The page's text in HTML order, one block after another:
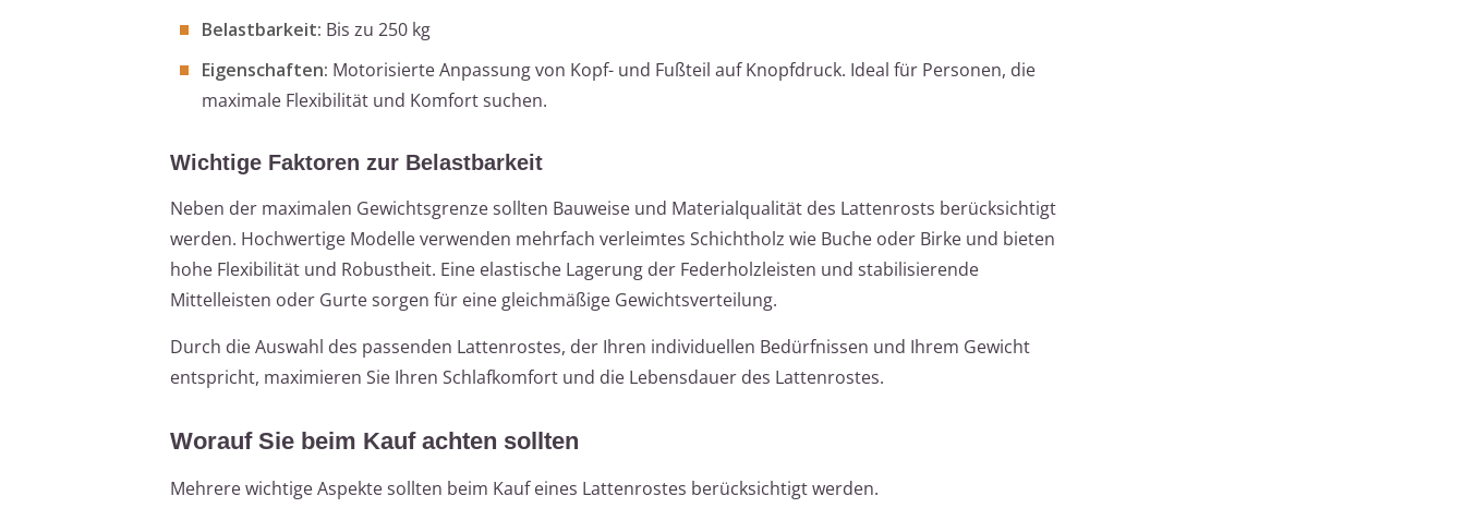
Belastbarkeit: Bis zu 250 kg
Eigenschaften: Motorisierte Anpassung von Kopf- und Fußteil auf Knopfdruck. Ideal für Personen, die
maximale Flexibilität und Komfort suchen.
Wichtige Faktoren zur Belastbarkeit
Neben der maximalen Gewichtsgrenze sollten Bauweise und Materialqualität des Lattenrosts berücksichtigt
werden. Hochwertige Modelle verwenden mehrfach verleimtes Schichtholz wie Buche oder Birke und bieten
hohe Flexibilität und Robustheit. Eine elastische Lagerung der Federholzleisten und stabilisierende
Mittelleisten oder Gurte sorgen für eine gleichmäßige Gewichtsverteilung.
Durch die Auswahl des passenden Lattenrostes, der Ihren individuellen Bedürfnissen und Ihrem Gewicht
entspricht, maximieren Sie Ihren Schlafkomfort und die Lebensdauer des Lattenrostes.
Worauf Sie beim Kauf achten sollten
Mehrere wichtige Aspekte sollten beim Kauf eines Lattenrostes berücksichtigt werden.